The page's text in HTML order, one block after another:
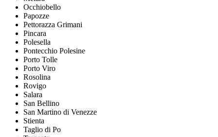
Occhiobello
Papozze
Pettorazza Grimani
Pincara
Polesella
Pontecchio Polesine
Porto Tolle
Porto Viro
Rosolina
Rovigo
Salara
San Bellino
San Martino di Venezze
Stienta
Taglio di Po